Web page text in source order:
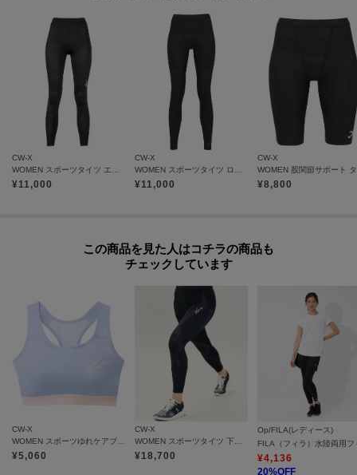
※照明の関係により、実際よりも色味が違って見える場合があります。ま
た、パソコン・スマートフォンなどの環境により、若干製品と画像のカラー
が異なる場合もございます。
CW-X
¥11,000
CW-X
¥11,000
CW-X
¥8,800
この商品を見た人はコチラの商品も
チェックしています
CW-X
¥5,060
CW-X
¥18,700
Op/FILA(レディース)
¥4,136
20%OFF